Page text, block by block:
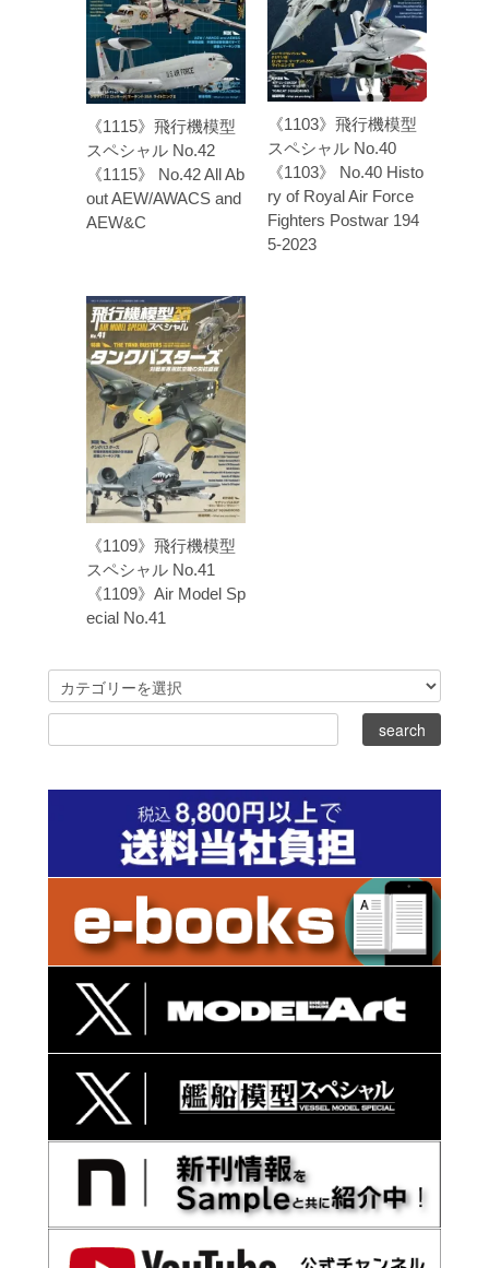
《1115》飛行機模型
スペシャル No.42
《1115》 No.42 All Ab
out AEW/AWACS and
AEW&C
《1103》飛行機模型
スペシャル No.40
《1103》 No.40 Histo
ry of Royal Air Force
Fighters Postwar 194
5-2023
《1109》飛行機模型
スペシャル No.41
《1109》Air Model Sp
ecial No.41